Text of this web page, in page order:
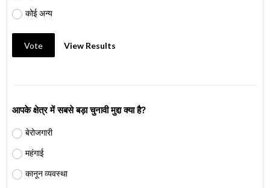
कोई अन्य
Vote View Results
आपके क्षेत्र में सबसे बड़ा चुनावी मुद्दा क्या है?
बेरोजगारी
महंगाई
कानून व्यवस्था